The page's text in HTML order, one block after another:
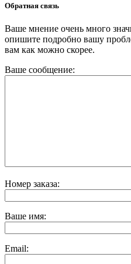
Обратная связь
Ваше мнение очень много
опишите подробно вашу
вам как можно скорее.
Ваше сообщение:
Номер заказа:
Ваше имя:
Email: